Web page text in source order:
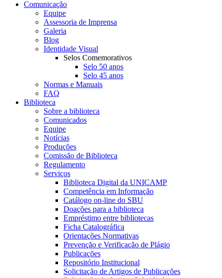
Comunicação
Equipe
Assessoria de Imprensa
Galeria
Blog
Identidade Visual
Selos Comemorativos
Selo 50 anos
Selo 45 anos
Normas e Manuais
FAQ
Biblioteca
Sobre a biblioteca
Comunicados
Equipe
Notícias
Produções
Comissão de Biblioteca
Regulamento
Serviços
Biblioteca Digital da UNICAMP
Competência em Informação
Catálogo on-line do SBU
Doações para a biblioteca
Empréstimo entre bibliotecas
Ficha Catalográfica
Orientações Normativas
Prevenção e Verificação de Plágio
Publicações
Repositório Institucional
Solicitação de Artigos de Publicações